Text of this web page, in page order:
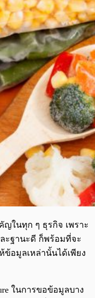
ในทุก ๆ ธุรกิจ เพราะ
ะฐานะดี ก็พร้อมที่จะ
ข้อมูลเหล่านั้นได้เพียง
ในการขอข้อมูลบาง